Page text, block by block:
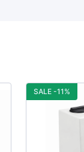
SALE -11%